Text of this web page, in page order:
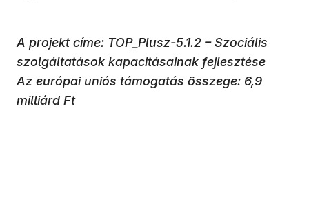
A projekt címe: TOP_Plusz-5.1.2 – Szociális
szolgáltatások kapacitásainak fejlesztése
Az európai uniós támogatás összege: 6,9
milliárd Ft